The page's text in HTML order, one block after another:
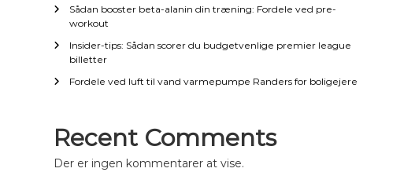
Sådan booster beta-alanin din træning: Fordele ved pre-
workout
Insider-tips: Sådan scorer du budgetvenlige premier league
billetter
Fordele ved luft til vand varmepumpe Randers for boligejere
Recent Comments
Der er ingen kommentarer at vise.